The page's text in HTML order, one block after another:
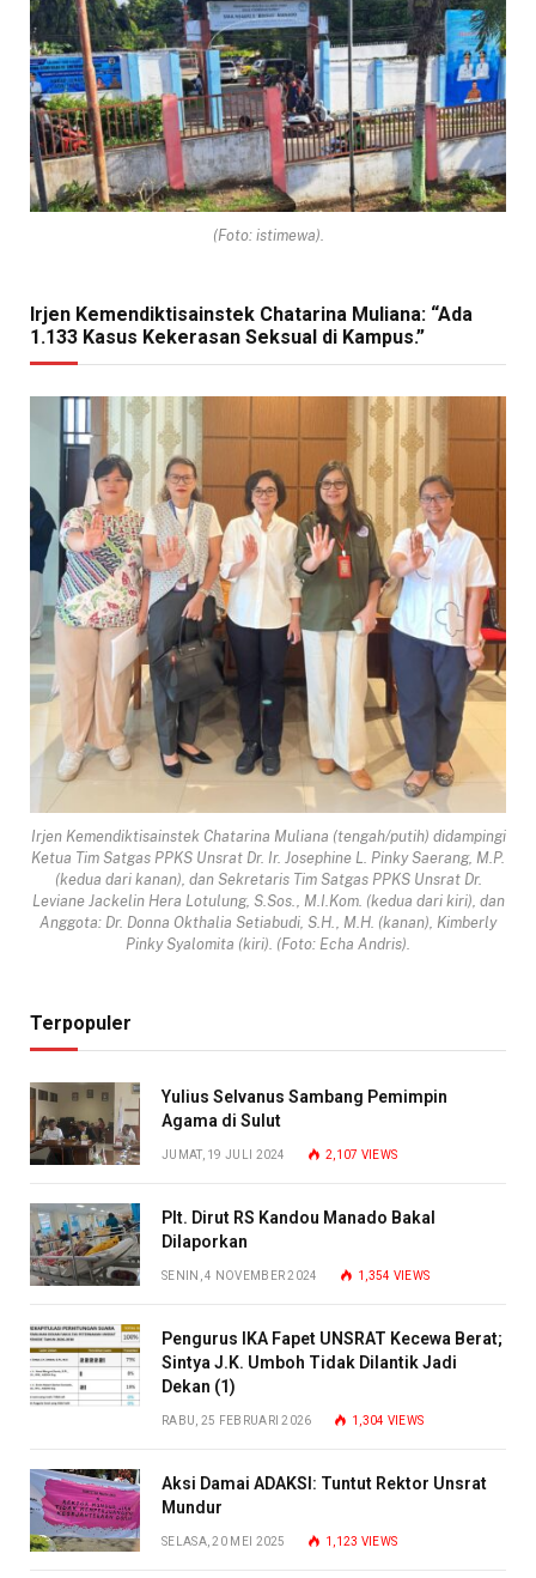
(Foto: istimewa).
Irjen Kemendiktisainstek Chatarina Muliana: “Ada
1.133 Kasus Kekerasan Seksual di Kampus.”
Irjen Kemendiktisainstek Chatarina Muliana (tengah/putih) didampingi
Ketua Tim Satgas PPKS Unsrat Dr. Ir. Josephine L. Pinky Saerang, M.P.
(kedua dari kanan), dan Sekretaris Tim Satgas PPKS Unsrat Dr.
Leviane Jackelin Hera Lotulung, S.Sos., M.I.Kom. (kedua dari kiri), dan
Anggota: Dr. Donna Okthalia Setiabudi, S.H., M.H. (kanan), Kimberly
Pinky Syalomita (kiri). (Foto: Echa Andris).
Terpopuler
Yulius Selvanus Sambang Pemimpin
Agama di Sulut
JUMAT, 19 JULI 2024 2,107 VIEWS
Plt. Dirut RS Kandou Manado Bakal
Dilaporkan
SENIN, 4 NOVEMBER 2024 1,354 VIEWS
Pengurus IKA Fapet UNSRAT Kecewa Berat;
Sintya J.K. Umboh Tidak Dilantik Jadi
Dekan (1)
RABU, 25 FEBRUARI 2026 1,304 VIEWS
Aksi Damai ADAKSI: Tuntut Rektor Unsrat
Mundur
SELASA, 20 MEI 2025 1,123 VIEWS